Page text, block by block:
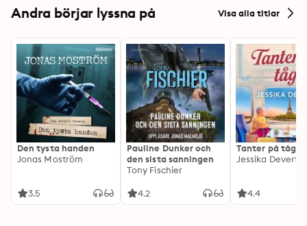
Andra börjar lyssna på Visa alla titlar
Den tysta handen
Jonas Moström
3.5
Pauline Dunker och
den sista sanningen
Tony Fischier
4.2
Tanter på tåg
Jessika Devert
4.4